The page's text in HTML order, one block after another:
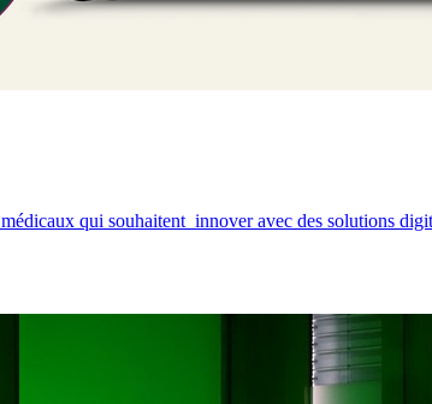
qui souhaitent innover avec des solutions